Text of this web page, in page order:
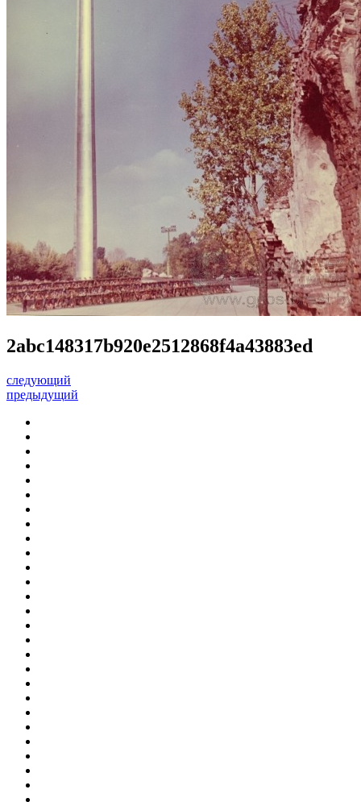
2abc148317b920e2512868f4a43883ed
следующий
предыдущий